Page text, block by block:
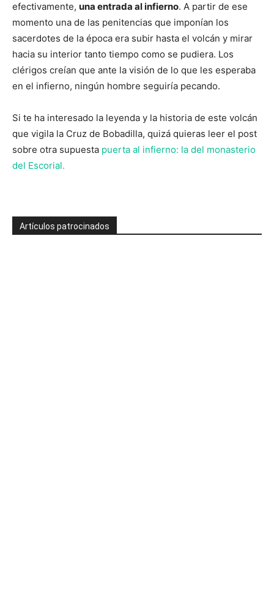
efectivamente, una entrada al infierno. A partir de ese
momento una de las penitencias que imponían los
sacerdotes de la época era subir hasta el volcán y mirar
hacia su interior tanto tiempo como se pudiera. Los
clérigos creían que ante la visión de lo que les esperaba
en el infierno, ningún hombre seguiría pecando.
Si te ha interesado la leyenda y la historia de este volcán
que vigila la Cruz de Bobadilla, quizá quieras leer el post
sobre otra supuesta puerta al infierno: la del monasterio
del Escorial.
Artículos patrocinados